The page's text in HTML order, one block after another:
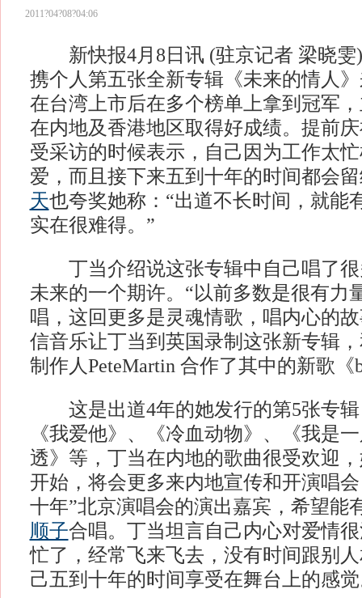
2011?04?08?04:06
新快报4月8日讯 (驻京记者 梁晓雯
携个人第五张全新专辑《未来的情人
在台湾上市后在多个榜单上拿到冠军
在内地及香港地区取得好成绩。提前
受采访的时候表示，自己因为工作太
爱，而且接下来五到十年的时间都会
天也夸奖她称：“出道不长时间，就能
实在很难得。”
丁当介绍说这张专辑中自己唱了很
未来的一个期许。“以前多数是很有力
唱，这回更多是灵魂情歌，唱内心的
信音乐让丁当到英国录制这张新专辑
制作人PeteMartin 合作了其中的新歌《
这是出道4年的她发行的第5张专辑
《我爱他》、《冷血动物》、《我是
透》等，丁当在内地的歌曲很受欢迎
开始，将会更多来内地宣传和开演唱
十年”北京演唱会的演出嘉宾，希望能
顺子合唱。丁当坦言自己内心对爱情
忙了，经常飞来飞去，没有时间跟别
己五到十年的时间享受在舞台上的感